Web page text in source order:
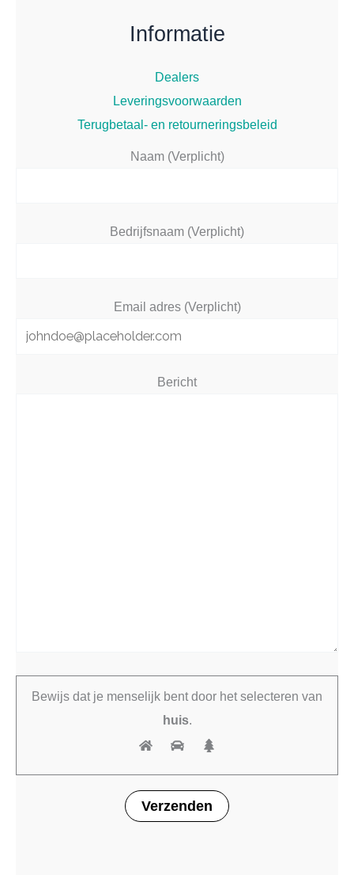
Informatie
Dealers
Leveringsvoorwaarden
Terugbetaal- en retourneringsbeleid
Naam (Verplicht)
Bedrijfsnaam (Verplicht)
Email adres (Verplicht)
Bericht
Bewijs dat je menselijk bent door het selecteren van
huis.